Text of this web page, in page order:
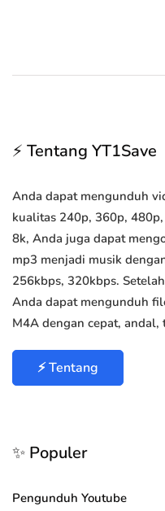
⚡ Tentang YT1Save
Anda dapat mengunduh
kualitas 240p, 360p,
8k, Anda juga dapat
mp3 menjadi musik
256kbps, 320kbps.
Anda dapat mengunduh
M4A dengan cepat,
⚡ Tentang
✨ Populer
Pengunduh Youtube